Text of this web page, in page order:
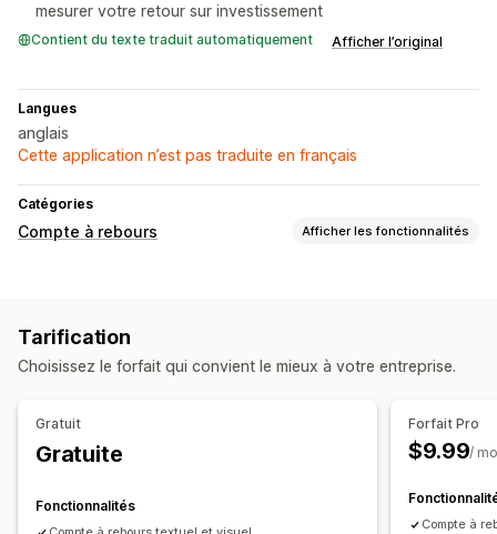
mesurer votre retour sur investissement
Contient du texte traduit automatiquement Afficher l’original
Langues
anglais
Cette application n’est pas traduite en français
Catégories
Compte à rebours Afficher les fonctionnalités
Type de chronomètre
Heure limite d’expédition
Tarification
Choisissez le forfait qui convient le mieux à votre entreprise.
Gratuit
Gratuite
Fonctionnalités
Forfait Pro
$9.99/
Compte à